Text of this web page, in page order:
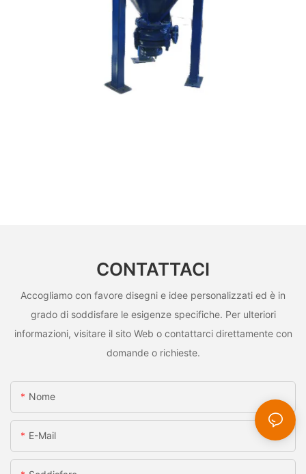
CONTATTACI
Accogliamo con favore disegni e idee personalizzati ed è in
grado di soddisfare le esigenze specifiche. Per ulteriori
informazioni, visitare il sito Web o contattarci direttamente con
domande o richieste.
Nome
E-Mail